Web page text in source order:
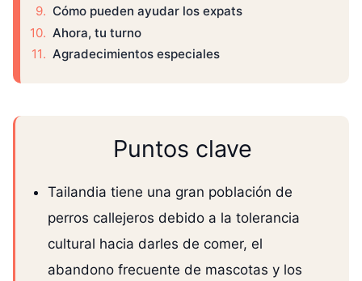
Cómo pueden ayudar los expats
Ahora, tu turno
Agradecimientos especiales
Puntos clave
Tailandia tiene una gran población de
perros callejeros debido a la tolerancia
cultural hacia darles de comer, el
abandono frecuente de mascotas y los